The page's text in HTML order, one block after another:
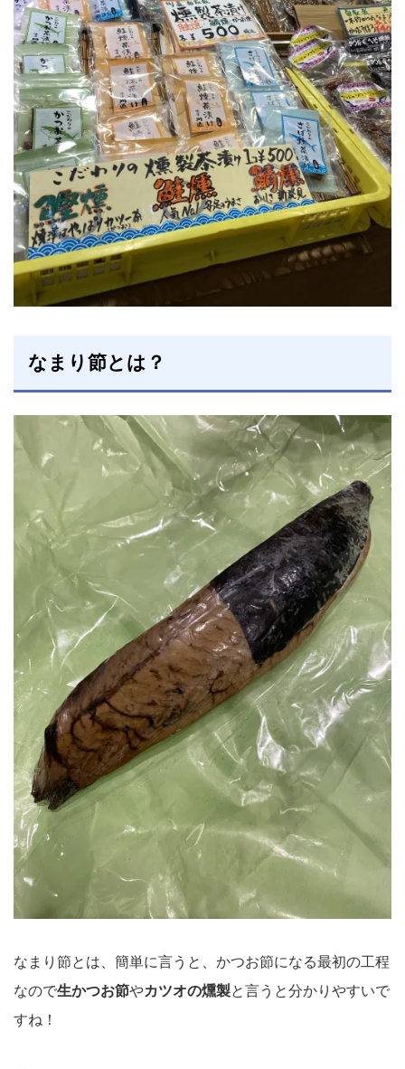
なまり節とは？
なまり節とは、簡単に言うと、かつお節になる最初の工程
なので生かつお節やカツオの燻製と言うと分かりやすいで
すね！